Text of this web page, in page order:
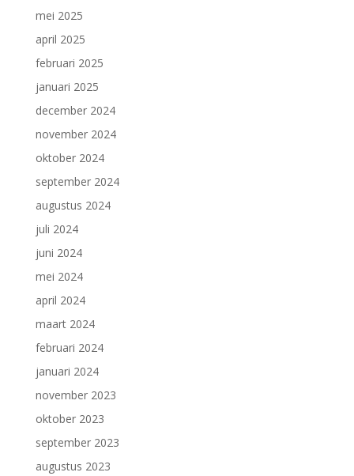
mei 2025
april 2025
februari 2025
januari 2025
december 2024
november 2024
oktober 2024
september 2024
augustus 2024
juli 2024
juni 2024
mei 2024
april 2024
maart 2024
februari 2024
januari 2024
november 2023
oktober 2023
september 2023
augustus 2023